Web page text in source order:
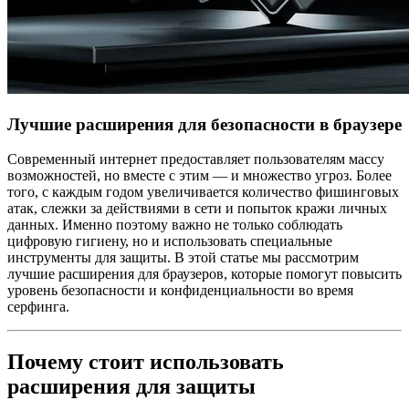
Лучшие расширения для безопасности в браузере
Современный интернет предоставляет пользователям массу
возможностей, но вместе с этим — и множество угроз. Более
того, с каждым годом увеличивается количество фишинговых
атак, слежки за действиями в сети и попыток кражи личных
данных. Именно поэтому важно не только соблюдать
цифровую гигиену, но и использовать специальные
инструменты для защиты. В этой статье мы рассмотрим
лучшие расширения для браузеров, которые помогут повысить
уровень безопасности и конфиденциальности во время
серфинга.
Почему стоит использовать
расширения для защиты